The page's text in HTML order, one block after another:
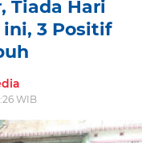
Tiada Hari
ini, 3 Positif
WIB